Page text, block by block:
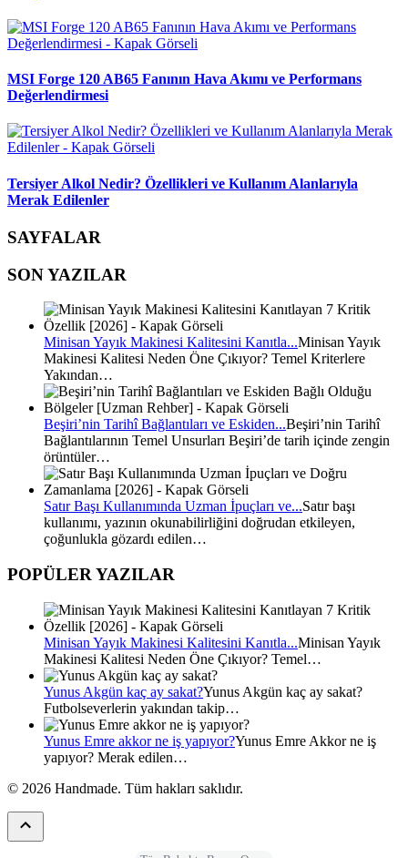
MSI Forge 120 AB65 Fanının Hava Akımı ve Performans
Değerlendirmesi
Tersiyer Alkol Nedir? Özellikleri ve Kullanım Alanlarıyla
Merak Edilenler
SAYFALAR
SON YAZILAR
Minisan Yayık Makinesi Kalitesini Kanıtla...Minisan Yayık
Makinesi Kalitesi Neden Öne Çıkıyor? Temel Kriterlere
Yakından…
Beşiri’nin Tarihî Bağlantıları ve Eskiden...Beşiri’nin Tarihî
Bağlantılarının Temel Unsurları Beşiri’de tarih içinde zengin
örüntüler…
Satır Başı Kullanımında Uzman İpuçları ve...Satır başı
kullanımı, yazının okunabilirliğini doğrudan etkileyen,
çoğunlukla gözardı edilen…
POPÜLER YAZILAR
Minisan Yayık Makinesi Kalitesini Kanıtla...Minisan Yayık
Makinesi Kalitesi Neden Öne Çıkıyor? Temel…
Yunus Akgün kaç ay sakat?Yunus Akgün kaç ay sakat?
Futbolseverlerin yakından takip…
Yunus Emre akkor ne iş yapıyor?Yunus Emre Akkor ne iş
yapıyor? Merak edilen…
© 2026 Handmade. Tüm hakları saklıdır.